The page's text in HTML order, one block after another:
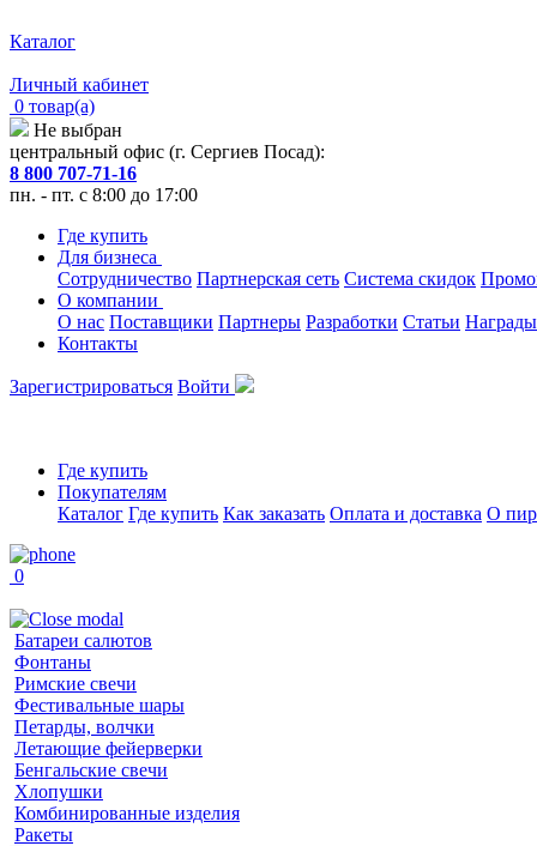
Каталог
Личный кабинет
0 товар(а)
Не выбран
центральный офис (г. Сергиев Посад):
8 800 707-71-16
пн. - пт. с 8:00 до 17:00
Где купить
Для бизнеса
Сотрудничество Партнерская сеть Система скидок
О компании
О нас Поставщики Партнеры Разработки Статьи Награды
Контакты
Зарегистрироваться Войти
Где купить
Покупателям
Каталог Где купить Как заказать Оплата и доставка О
0
Батареи салютов
Фонтаны
Римские свечи
Фестивальные шары
Петарды, волчки
Летающие фейерверки
Бенгальские свечи
Хлопушки
Комбинированные изделия
Ракеты